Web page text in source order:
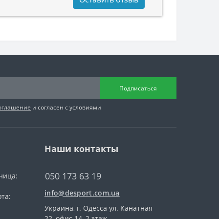
Подписаться
и согласен с условиями
Наши контакты
050 173 63 19
info@desport.com.ua
Украина, г. Одесса ул. Канатная